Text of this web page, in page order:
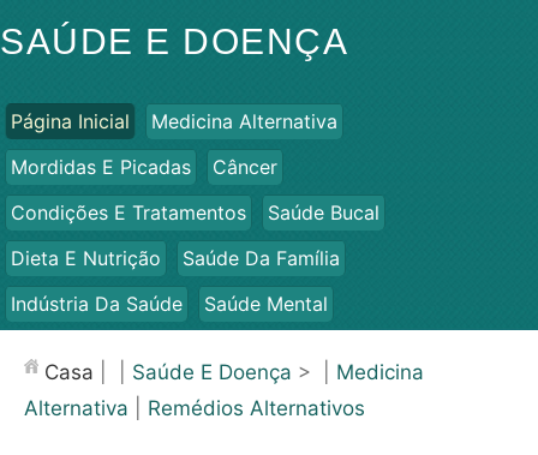
SAÚDE E DOENÇA
Página Inicial
Medicina Alternativa
Mordidas E Picadas
Câncer
Condições E Tratamentos
Saúde Bucal
Dieta E Nutrição
Saúde Da Família
Indústria Da Saúde
Saúde Mental
Saúde
Casa Saúde E Doença > | Medicina
Alternativa
Remédios Alternativos